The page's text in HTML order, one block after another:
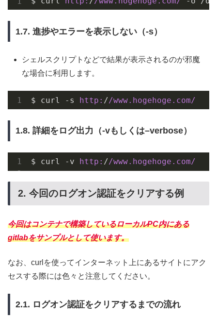
1.7. 進捗やエラーを表示しない（-s）
シェルスクリプトなどで結果が表示されるのが邪魔
な場合に利用します。
$ curl -s http: //www.hogehoge.com/
1.8. 詳細をログ出力（-vもしくは–verbose）
$ curl -v http: //www.hogehoge.com/
2. 今回のログオン認証をクリアする例
今回はコンテナで構築しているローカルPC内にある
gitlabをサンプルとして使います。
なお、curlを使ってインターネット上にあるサイトにアク
セスする際には色々と注意してください。
2.1. ログオン認証をクリアするまでの流れ